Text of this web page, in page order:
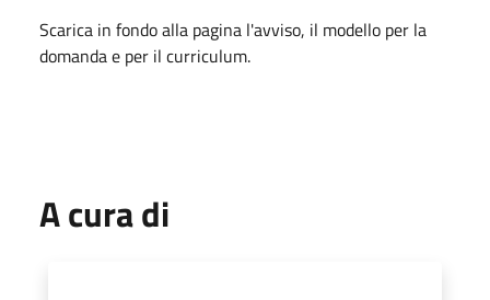
Scarica in fondo alla pagina l'avviso, il modello per la
domanda e per il curriculum.
A cura di